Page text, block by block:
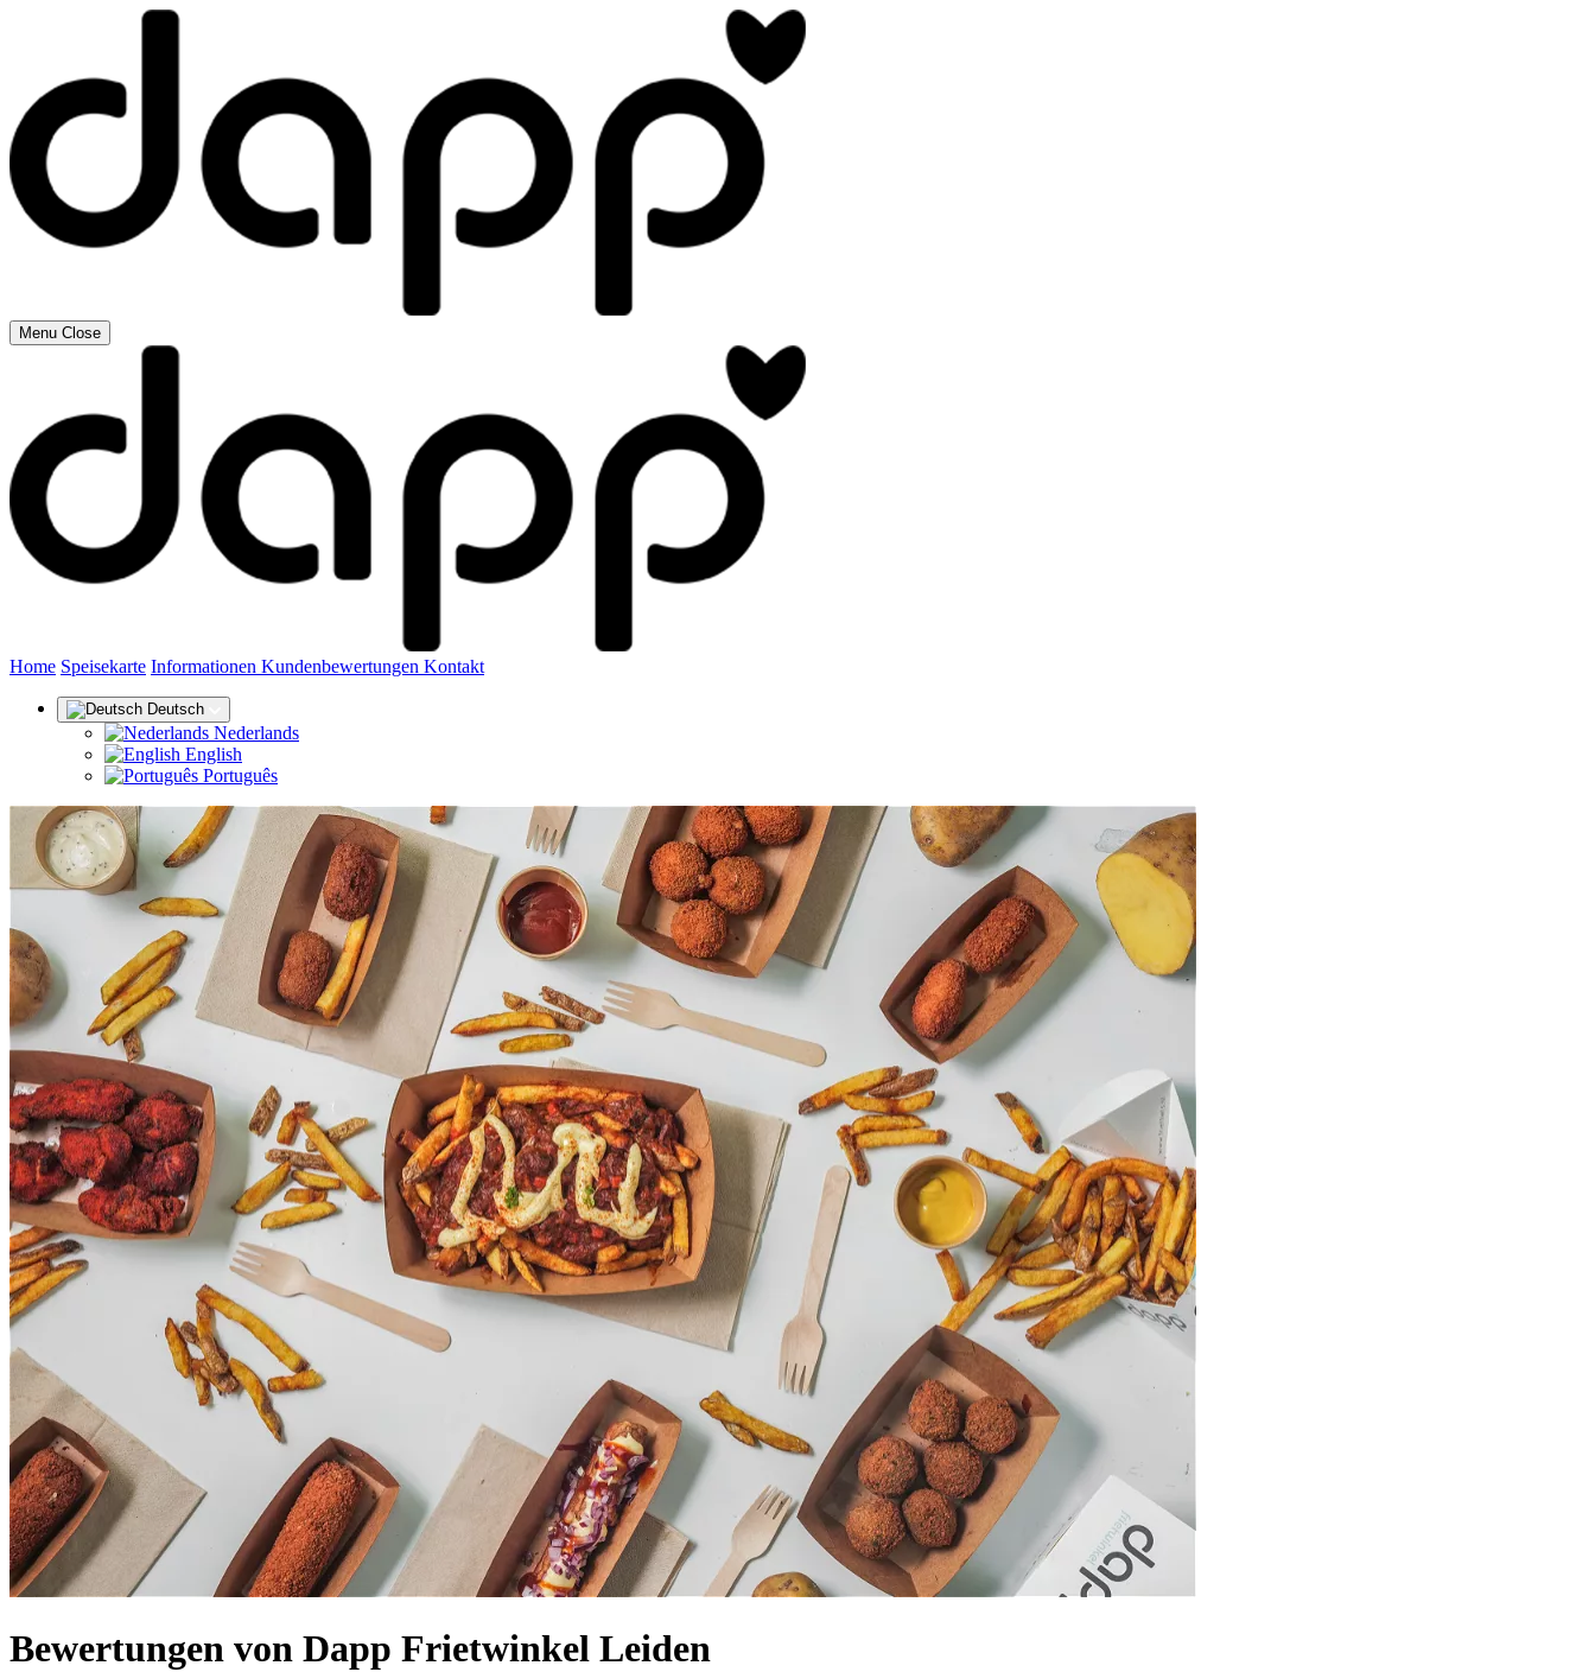
Menu Close
Home Speisekarte Informationen Kundenbewertungen (aktuell)
Kontakt
Deutsch
Nederlands
English
Português
Bewertungen von Dapp Frietwinkel Leiden